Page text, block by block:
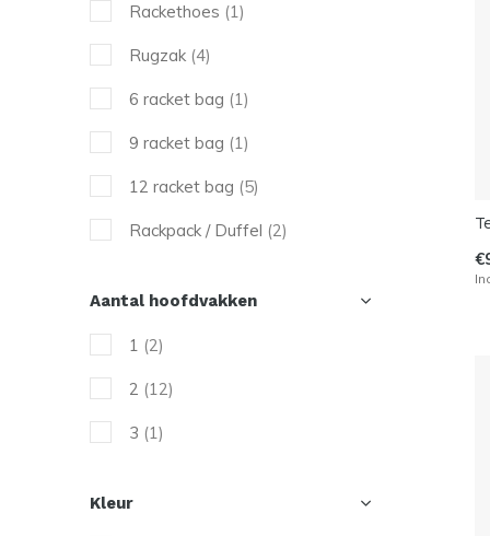
Rackethoes (1)
Rugzak (4)
6 racket bag (1)
9 racket bag (1)
12 racket bag (5)
Rackpack / Duffel (2)
Aantal hoofdvakken
1 (2)
2 (12)
3 (1)
Kleur